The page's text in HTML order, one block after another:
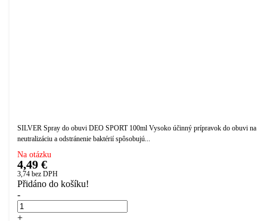
SILVER Spray do obuvi DEO SPORT 100ml Vysoko účinný prípravok do obuvi na
neutralizáciu a odstránenie baktérií spôsobujú...
Na otázku
4,49 €
3,74 bez DPH
Přidáno do košíku!
-
+